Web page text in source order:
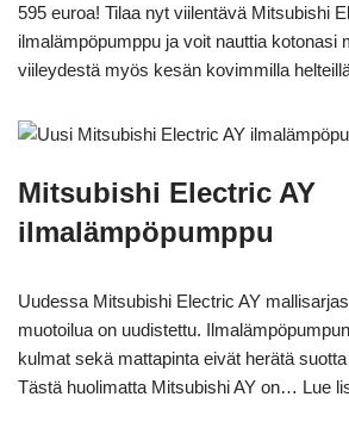
595 euroa! Tilaa nyt viilentävä Mitsubishi
ilmalämpöpumppu ja voit nauttia kotonasi
viileydestä myös kesän kovimmilla
Mitsubishi Electric AY
ilmalämpöpumppu
Uudessa Mitsubishi Electric AY
muotoilua on uudistettu.
kulmat sekä mattapinta eivät herätä
Tästä huolimatta Mitsubishi AY on… Lue